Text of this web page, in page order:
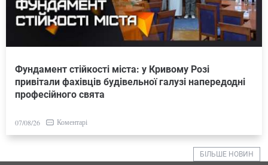
Фундамент стійкості міста: у Кривому Розі
привітали фахівців будівельної галузі напередодні
професійного свята
07/08/26 Коментарі
БІЛЬШЕ НОВИН